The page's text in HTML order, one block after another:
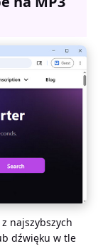
najszybszych
dźwięku w tle